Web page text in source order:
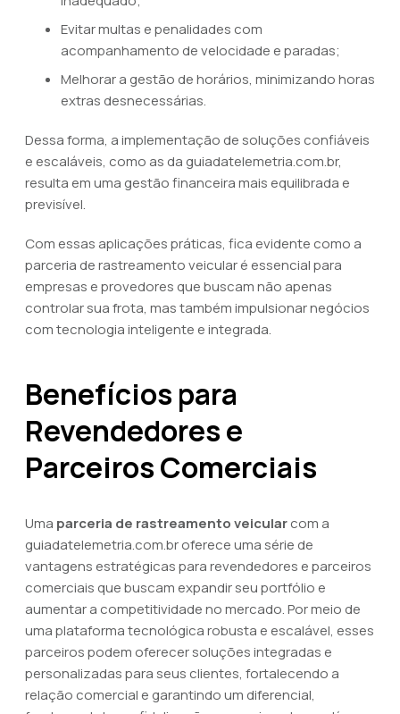
Evitar multas e penalidades com
acompanhamento de velocidade e paradas;
Melhorar a gestão de horários, minimizando horas
extras desnecessárias.
Dessa forma, a implementação de soluções confiáveis
e escaláveis, como as da guiadatelemetria.com.br,
resulta em uma gestão financeira mais equilibrada e
previsível.
Com essas aplicações práticas, fica evidente como a
parceria de rastreamento veicular é essencial para
empresas e provedores que buscam não apenas
controlar sua frota, mas também impulsionar negócios
com tecnologia inteligente e integrada.
Benefícios para
Revendedores e
Parceiros Comerciais
Uma parceria de rastreamento veicularcom a
guiadatelemetria.com.br oferece uma série de
vantagens estratégicas para revendedores e parceiros
comerciais que buscam expandir seu portfólio e
aumentar a competitividade no mercado. Por meio de
uma plataforma tecnológica robusta e escalável, esses
parceiros podem oferecer soluções integradas e
personalizadas para seus clientes, fortalecendo a
relação comercial e garantindo um diferencial,